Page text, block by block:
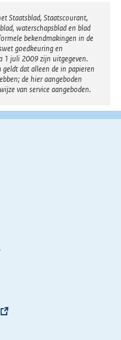
Staatsblad, Staatscourant,
waterschapsblad en blad
bekendmakingen in de
goedkeuring en
1 juli 2009 zijn uitgegeven.
dat alleen de in papieren
de hier aangeboden
van service aangeboden.